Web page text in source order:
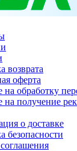
возврата
оферта
на обработку
на получение
о доставке
безопасности